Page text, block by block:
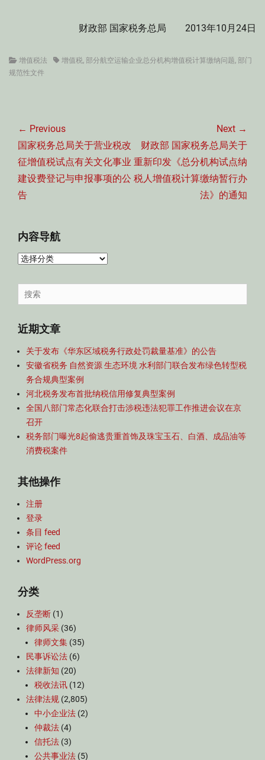
财政部 国家税务总局 2013年10月24日
Categories
增值税法 Tags增值税, 部分航空运输企业总分机构增值税计算缴纳问题, 部门
规范性文件
章
导
航
← Previous
Previous
post:
国家税务总局关于营业税改
征增值税试点有关文化事业
建设费登记与申报事项的公
告
Next →
Next
post:
财政部 国家税务总局关于
重新印发《总分机构试点纳
税人增值税计算缴纳暂行办
法》的通知
内容导航
内
导
航
Search
for:
近期文章
关于发布《华东区域税务行政处罚裁量基准》的公告
安徽省税务 自然资源 生态环境 水利部门联合发布绿色转型税
务合规典型案例
河北税务发布首批纳税信用修复典型案例
全国八部门常态化联合打击涉税违法犯罪工作推进会议在京
召开
税务部门曝光8起偷逃贵重首饰及珠宝玉石、白酒、成品油等
消费税案件
其他操作
注册
登录
条目 feed
评论 feed
WordPress.org
分类
反垄断 (1)
律师风采 (36)
律师文集 (35)
民事诉讼法 (6)
法律新知 (20)
税收法讯 (12)
法律法规 (2,805)
中小企业法 (2)
仲裁法 (4)
信托法 (3)
公共事业法 (5)